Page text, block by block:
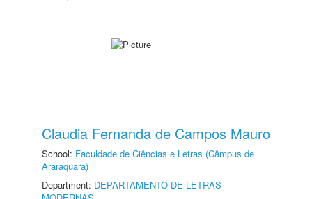
Claudia Fernanda de Campos Mauro
School: Faculdade de Ciências e Letras (Câmpus de
Araraquara)
Department: DEPARTAMENTO DE LETRAS